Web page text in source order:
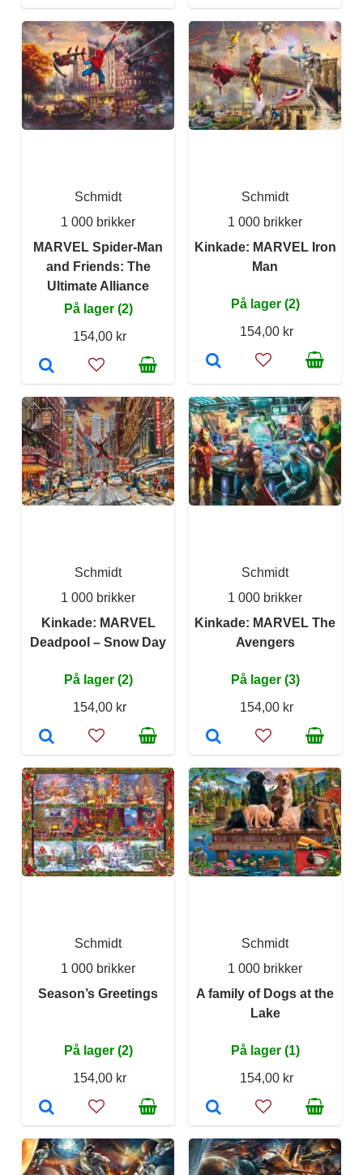
Schmidt
1 000 brikker
MARVEL Spider-Man
and Friends: The
Ultimate Alliance
På lager (2)
154,00 kr
Schmidt
1 000 brikker
Kinkade: MARVEL Iron
Man
På lager (2)
154,00 kr
Schmidt
1 000 brikker
Kinkade: MARVEL
Deadpool – Snow Day
På lager (2)
154,00 kr
Schmidt
1 000 brikker
Kinkade: MARVEL The
Avengers
På lager (3)
154,00 kr
Schmidt
1 000 brikker
Season’s Greetings
På lager (2)
154,00 kr
Schmidt
1 000 brikker
A family of Dogs at the
Lake
På lager (1)
154,00 kr